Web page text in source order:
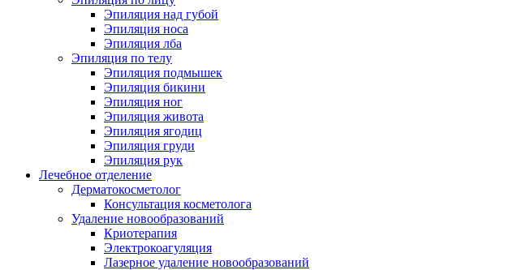
Эпиляция над губой
Эпиляция носа
Эпиляция лба
Эпиляция по телу
Эпиляция подмышек
Эпиляция бикини
Эпиляция ног
Эпиляция живота
Эпиляция ягодиц
Эпиляция груди
Эпиляция рук
Лечебное отделение
Дерматокосметолог
Консультация косметолога
Удаление новообразований
Криотерапия
Электрокоагуляция
Лазерное удаление новообразований